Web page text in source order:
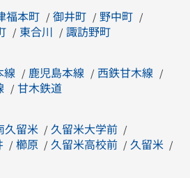
福本町 御井町
野中町
東合川
諏訪野町
線 鹿児島本線
西鉄甘木線
甘木鉄道
久留米
久留米大学前
櫛原 久留米高校前
久留米